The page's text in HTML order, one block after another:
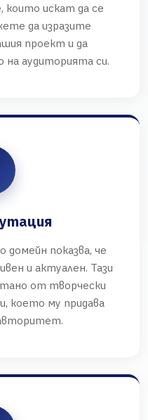
които искат да се
да изразите
проект и да
на аудиторията си.
домейн показва, че
и актуален. Тази
от творчески
което му придава